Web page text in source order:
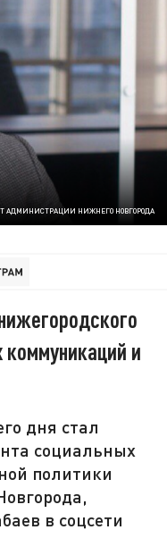
АДМИНИСТРАЦИИ НИЖНЕГО НОВГОРОДА
и
дня стал
социальных
политики
в соцсети